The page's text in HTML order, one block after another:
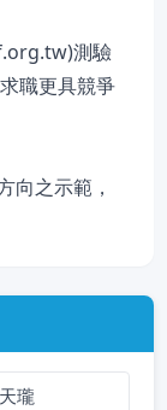
測驗
職更具競爭
向之示範，
天瓏